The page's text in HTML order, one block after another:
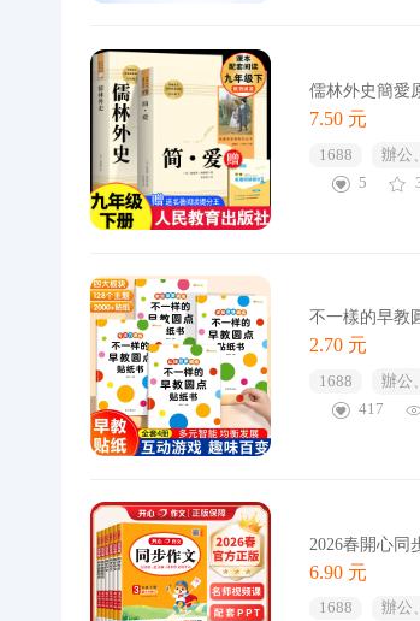
儒林外史簡愛
7.50 元
1688 辦公
5
不一樣的早教
2.70 元
1688 辦公
417
2026春開心同
6.90 元
1688 辦公